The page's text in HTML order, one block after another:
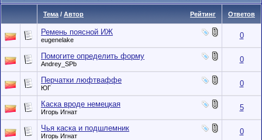
Рейтинг
Тема / Автор Ответов
Ремень поясной ИЖ
eugenelake 0
Помогите определить форму
Andrey_SPb 0
Перчатки люфтваффе
ЮГ 0
Каска вроде немецкая
Игорь Игнат 5
Чья каска и подшлемник
Игорь Игнат 0